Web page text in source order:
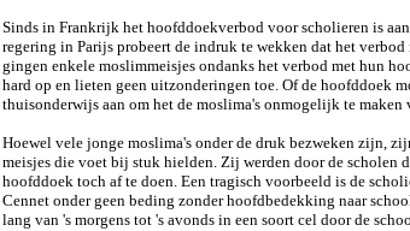
Sinds in Frankrijk het hoofddoekverbod voor scholieren is
regering in Parijs probeert de indruk te wekken dat het
gingen enkele moslimmeisjes ondanks het verbod met hun
hard op en lieten geen uitzonderingen toe. Of de hoofddoek
thuisonderwijs aan om het de moslima's onmogelijk te
Hoewel vele jonge moslima's onder de druk bezweken zijn,
meisjes die voet bij stuk hielden. Zij werden door de scholen
hoofddoek toch af te doen. Een tragisch voorbeeld is de
Cennet onder geen beding zonder hoofdbedekking naar
lang van 's morgens tot 's avonds in een soort cel door de